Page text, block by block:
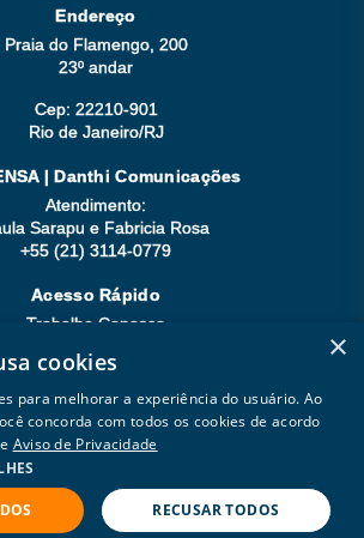
Endereço
Praia do Flamengo, 200
23º andar
Cep: 22210-901
Rio de Janeiro/RJ
| Danthi Comunicações
Atendimento:
Sarapu e Fabricia Rosa
+55 (21) 3114-0779
Acesso Rápido
Trabalhe Conosco
Seja Fornecedor
2026 Todos os direitos reservados.
Powered byMZ
Aviso de Privacidade
×
cookies
para melhorar a experiência do usuário. Ao
concorda com todos os cookies de acordo
e Aviso de Privacidade
RECUSAR TODOS